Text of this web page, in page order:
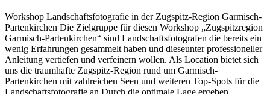
Workshop Landschaftsfotografie in der Zugspitz-Region Garmisch-
Partenkirchen Die Zielgruppe für diesen Workshop „Zugspitzregion
Garmisch-Partenkirchen“ sind Landschaftsfotografen die bereits ein
wenig Erfahrungen gesammelt haben und dieseunter professioneller
Anleitung vertiefen und verfeinern wollen. Als Location bietet sich
uns die traumhafte Zugspitz-Region rund um Garmisch-
Partenkirchen mit zahlreichen Seen und weiteren Top-Spots für die